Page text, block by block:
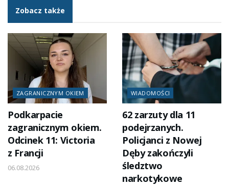
Zobacz także
ZAGRANICZNYM OKIEM
Podkarpacie
zagranicznym okiem.
Odcinek 11: Victoria
z Francji
06.08.2026
WIADOMOŚCI
62 zarzuty dla 11
podejrzanych.
Policjanci z Nowej
Dęby zakończyli
śledztwo
narkotykowe